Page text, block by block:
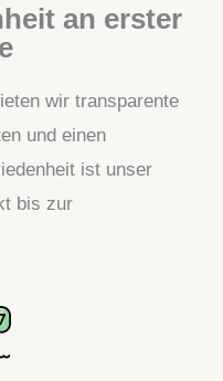
an erster
wir transparente
und einen
ist unser
bis zur